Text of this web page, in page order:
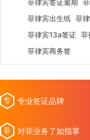
菲律宾签证逾期
菲律宾出生纸 菲
菲律宾13a签证 菲
菲律宾商务签
专业签证品牌
对菲业务了如指掌